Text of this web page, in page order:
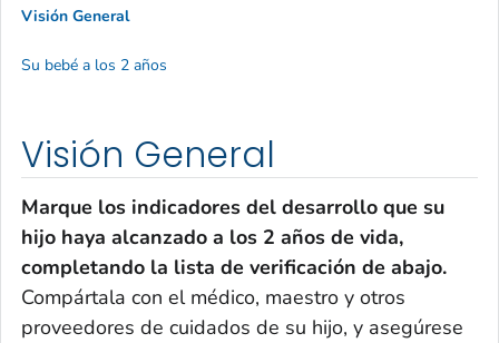
Visión General
Marque los indicadores del desarrollo que su
hijo haya alcanzado a los 2 años de vida,
completando la lista de verificación de abajo.
Compártala con el médico, maestro y otros
proveedores de cuidados de su hijo, y asegúrese
Visión General
Su bebé a los 2 años